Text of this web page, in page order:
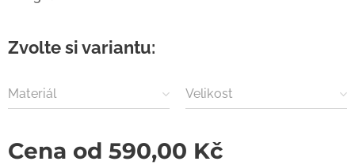
Zvolte si variantu:
Materiál Velikost
Cena od 590,00 Kč